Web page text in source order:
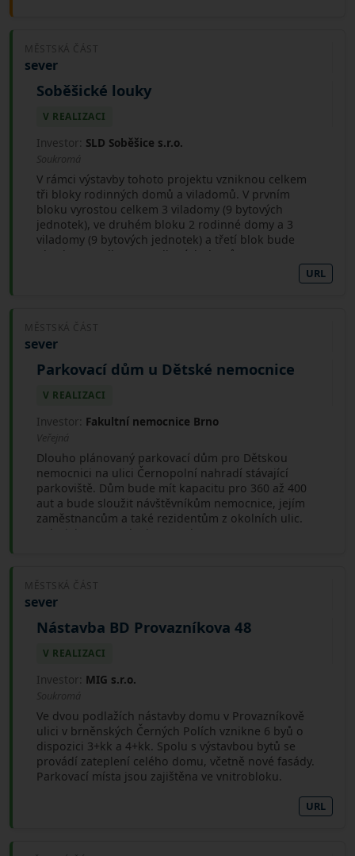
MĚSTSKÁ ČÁST
sever
Soběšické louky
V REALIZACI
Investor: SLD Soběšice s.r.o.
Soukromá
V rámci výstavby tohoto projektu vzniknou celkem
tři bloky rodinných domů a viladomů. V prvním
bloku vyrostou celkem 3 viladomy (9 bytových
jednotek), ve druhém bloku 2 rodinné domy a 3
viladomy (9 bytových jednotek) a třetí blok bude
obsahovat celkem 7 rodinných domů.
URL
MĚSTSKÁ ČÁST
sever
Parkovací dům u Dětské nemocnice
V REALIZACI
Investor: Fakultní nemocnice Brno
Veřejná
Dlouho plánovaný parkovací dům pro Dětskou
nemocnici na ulici Černopolní nahradí stávající
parkoviště. Dům bude mít kapacitu pro 360 až 400
aut a bude sloužit návštěvníkům nemocnice, jejím
zaměstnancům a také rezidentům z okolních ulic.
(Zdroj: http://stavby-brno.webz.cz/)
MĚSTSKÁ ČÁST
sever
Nástavba BD Provazníkova 48
V REALIZACI
Investor: MIG s.r.o.
Soukromá
Ve dvou podlažích nástavby domu v Provazníkově
ulici v brněnských Černých Polích vznikne 6 byů o
dispozici 3+kk a 4+kk. Spolu s výstavbou bytů se
provádí zateplení celého domu, včetně nové fasády.
Parkovací místa jsou zajištěna ve vnitrobloku.
URL